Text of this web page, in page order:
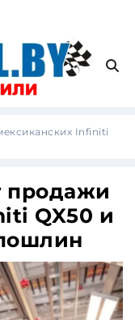
Infiniti
продажи
QX50 и